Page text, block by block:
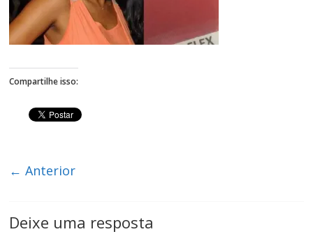
Figueiredo
Compartilhe isso:
← Anterior
Deixe uma resposta